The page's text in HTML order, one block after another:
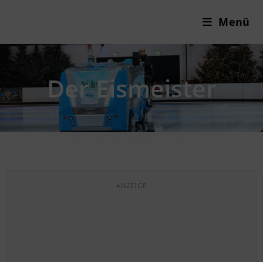
Menü
Der Eismeister
ANZEIGE